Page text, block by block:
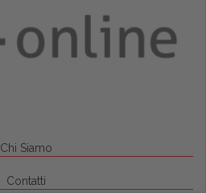
Chi Siamo
Contatti